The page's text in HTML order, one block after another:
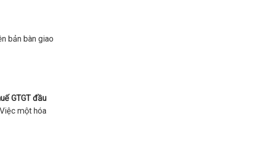
bản bàn giao
GTGT đầu
Việc một hóa